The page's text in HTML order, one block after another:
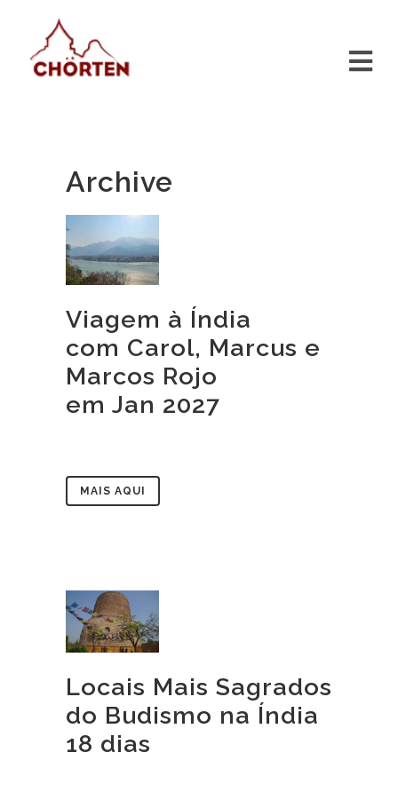
Archive
Viagem à Índia
com Carol, Marcus e
Marcos Rojo
em Jan 2027
MAIS AQUI
Locais Mais Sagrados
do Budismo na Índia
18 dias